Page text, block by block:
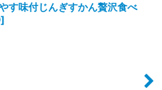
す味付じんぎすかん贅沢食べ
]